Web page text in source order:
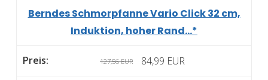
Berndes Schmorpfanne Vario Click 32 cm,
Induktion, hoher Rand...*
127,56 EUR 84,99 EUR